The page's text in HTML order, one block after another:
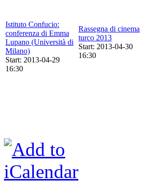
Istituto Confucio:
conferenza di Emma
Lupano (Università di
Milano)
Start: 2013-04-29
16:30
Rassegna di cinema
turco 2013
Start: 2013-04-30
16:30